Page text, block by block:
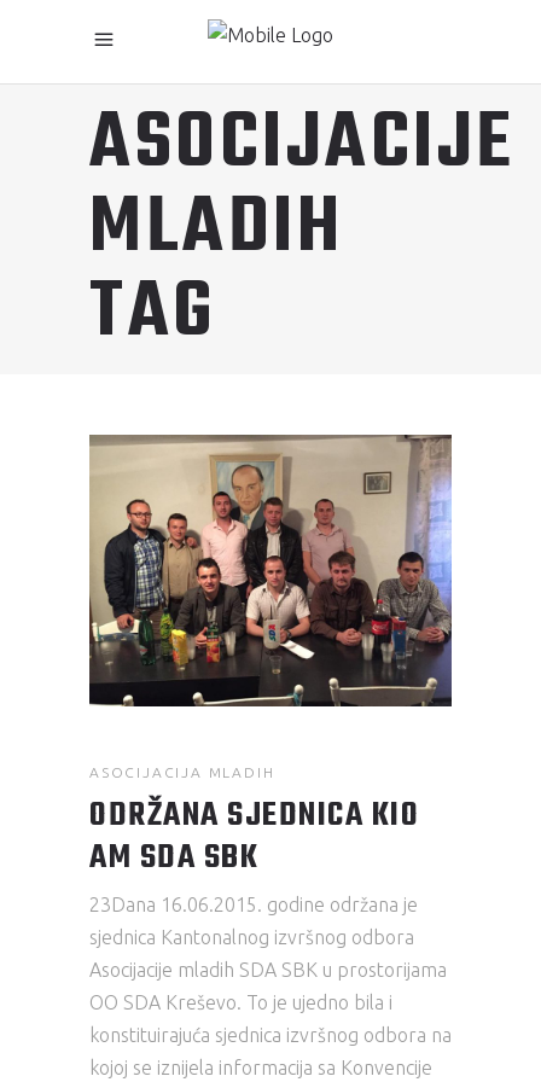
ASOCIJACIJE
MLADIH
TAG
ASOCIJACIJA MLADIH
ODRŽANA SJEDNICA KIO
AM SDA SBK
23Dana 16.06.2015. godine održana je
sjednica Kantonalnog izvršnog odbora
Asocijacije mladih SDA SBK u prostorijama
OO SDA Kreševo. To je ujedno bila i
konstituirajuća sjednica izvršnog odbora na
kojoj se iznijela informacija sa Konvencije